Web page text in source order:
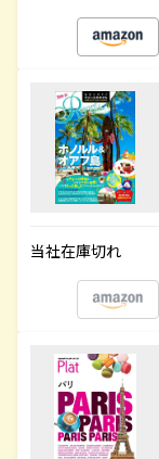
当社在庫切れ